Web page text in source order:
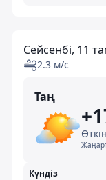
Сейсенбі, 11
2.3 м/с
Таң
Күндіз